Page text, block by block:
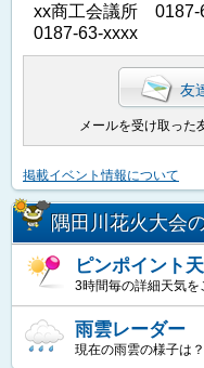
xx商工会議所 0187-
0187-63-xxxx
友
メールを受け取った
掲載イベント情報について
隅田川花火大会
ピンポイント
3時間毎の詳細天気を
雨雲レーダー
現在の雨雲の様子は？